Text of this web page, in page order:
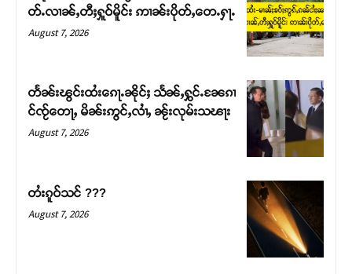
တ်ႉလၢၼ်ႇတီႈႁူဝ်မိူင်း ဢၢၼ်းပိုတ်ႇတေႉႁႃႉ
August 7, 2026
တႅၼ်းၽွင်းထႆးၵေႃႉၼိုင်ႈ သႅၼ်ႇႁွင်ႉၼႄၵၢ
င်ၸႂ်တေႃႇ မိၼ်းဢွင်ႇလၢႆႇ ၼႂ်းလုမ်းသၽႃး
August 7, 2026
တႆးၵူဝ်သင် ???
August 7, 2026